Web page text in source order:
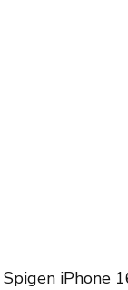
Spigen iPhone